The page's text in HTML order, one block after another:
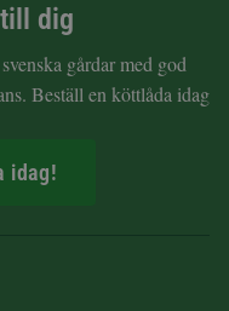
dig
gårdar med god
Beställ en köttlåda idag
idag!